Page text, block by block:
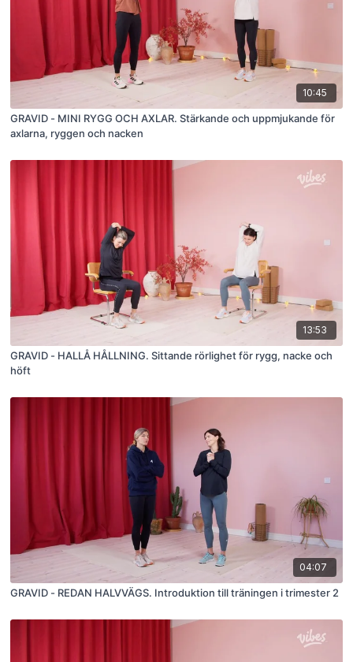
10:45
GRAVID - MINI RYGG OCH AXLAR. Stärkande och uppmjukande för
axlarna, ryggen och nacken
13:53
GRAVID - HALLÅ HÅLLNING. Sittande rörlighet för rygg, nacke och
höft
04:07
GRAVID - REDAN HALVVÄGS. Introduktion till träningen i trimester 2